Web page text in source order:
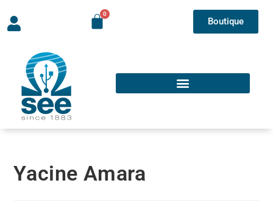
Boutique
Yacine Amara